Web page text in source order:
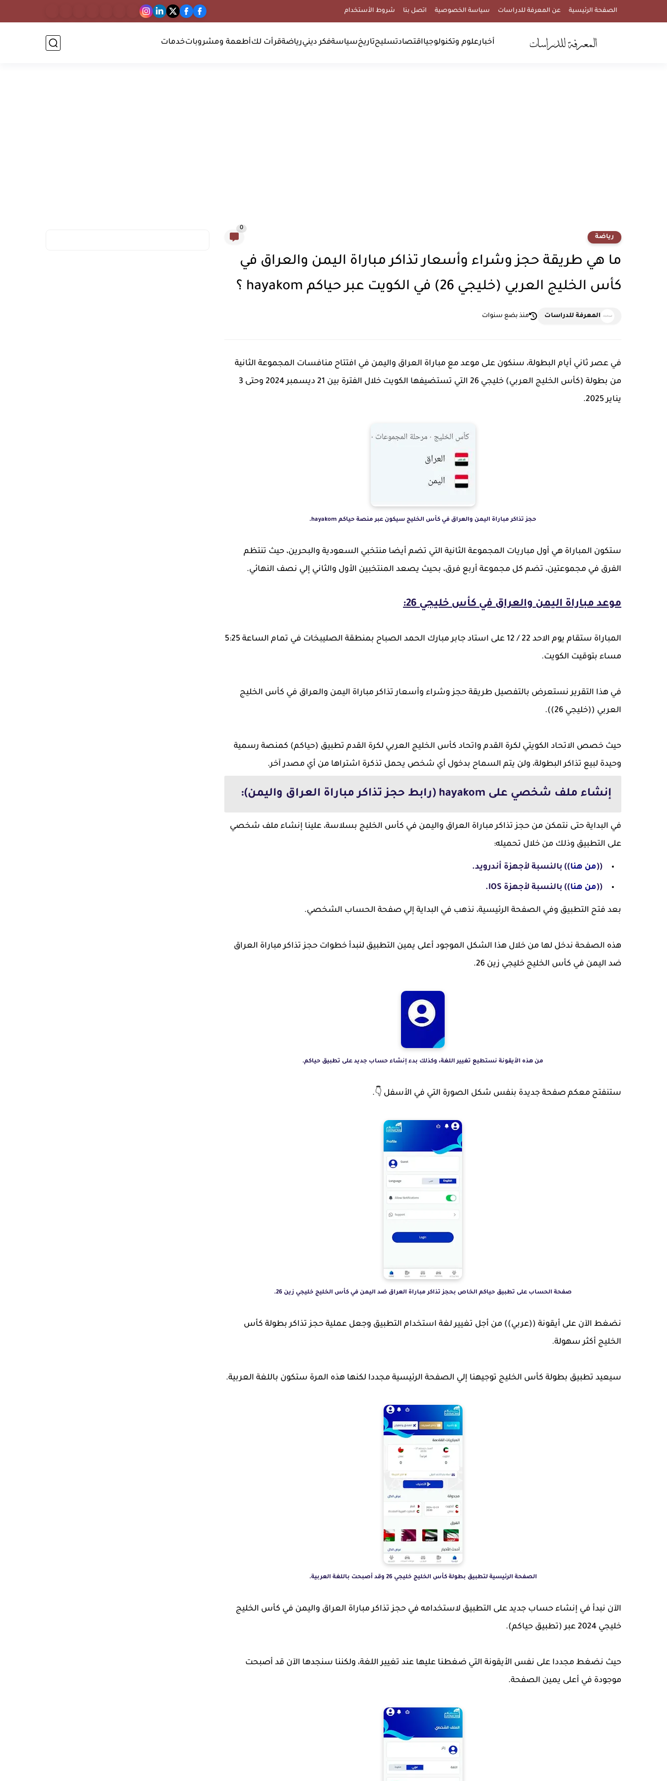
الصفحة الرئيسية عن المعرفة للدراسات سياسة الخصوصية اتصل بنا شروط الأستخدام
أخبارعلوم وتكنولوجيااقتصادتسليحتاريخسياسةفكر دينيرياضةقرأت لكأطعمة ومشروباتخدمات
رياضة
0
ما هي طريقة حجز وشراء وأسعار تذاكر مباراة اليمن والعراق في
كأس الخليج العربي (خليجي 26) في الكويت عبر حياكم hayakom ؟
المعرفة للدراسات منذ بضع سنوات
في عصر ثاني أيام البطولة، سنكون على موعد مع مباراة العراق واليمن في افتتاح منافسات المجموعة الثانية
من بطولة (كأس الخليج العربي) خليجي 26 التي تستضيفها الكويت خلال الفترة بين 21 ديسمبر 2024 وحتى 3
يناير 2025.
حجز تذاكر مباراة اليمن والعراق في كأس الخليج سيكون عبر منصة حياكم hayakom.
ستكون المباراة هي أول مباريات المجموعة الثانية التي تضم أيضا منتخبي السعودية والبحرين، حيث تنتظم
الفرق في مجموعتين، تضم كل مجموعة أربع فرق، بحيث يصعد المنتخبين الأول والثاني إلي نصف النهائي.
موعد مباراة اليمن والعراق في كأس خليجي 26:
المباراة ستقام يوم الاحد 22 / 12 على استاد جابر مبارك الحمد الصباح بمنطقة الصليبخات في تمام الساعة 5:25
مساء بتوقيت الكويت.
في هذا التقرير نستعرض بالتفصيل طريقة حجز وشراء وأسعار تذاكر مباراة اليمن والعراق في كأس الخليج
العربي ((خليجي 26)).
حيث خصص الاتحاد الكويتي لكرة القدم واتحاد كأس الخليج العربي لكرة القدم تطبيق (حياكم) كمنصة رسمية
وحيدة لبيع تذاكر البطولة، ولن يتم السماح بدخول أي شخص يحمل تذكرة اشتراها من أي مصدر آخر.
إنشاء ملف شخصي على hayakom (رابط حجز تذاكر مباراة العراق واليمن):
في البداية حتى نتمكن من حجز تذاكر مباراة العراق واليمن في كأس الخليج بسلاسة، علينا إنشاء ملف شخصي
على التطبيق وذلك من خلال تحميله:
((من هنا)) بالنسبة لأجهزة أندرويد.
((من هنا)) بالنسبة لأجهزة IOS.
بعد فتح التطبيق وفي الصفحة الرئيسية، نذهب في البداية إلي صفحة الحساب الشخصي.
هذه الصفحة ندخل لها من خلال هذا الشكل الموجود أعلى يمين التطبيق لنبدأ خطوات حجز تذاكر مباراة العراق
ضد اليمن في كأس الخليج خليجي زين 26.
من هذه الأيقونة نستطيع تغيير اللغة، وكذلك بدء إنشاء حساب جديد على تطبيق حياكم.
ستنفتح معكم صفحة جديدة بنفس شكل الصورة التي في الأسفل 👇.
صفحة الحساب على تطبيق حياكم الخاص بحجز تذاكر مباراة العراق ضد اليمن في كأس الخليج خليجي زين 26.
نضغط الآن على أيقونة ((عربي)) من أجل تغيير لغة استخدام التطبيق وجعل عملية حجز تذاكر بطولة كأس
الخليج أكثر سهولة.
سيعيد تطبيق بطولة كأس الخليج توجيهنا إلي الصفحة الرئيسية مجددا لكنها هذه المرة ستكون باللغة العربية.
الصفحة الرئيسية لتطبيق بطولة كأس الخليج خليجي 26 وقد أصبحت باللغة العربية.
الآن نبدأ في إنشاء حساب جديد على التطبيق لاستخدامه في حجز تذاكر مباراة العراق واليمن في كأس الخليج
خليجي 2024 عبر (تطبيق حياكم).
حيث نضغط مجددا على نفس الأيقونة التي ضغطنا عليها عند تغيير اللغة، ولكننا سنجدها الآن قد أصبحت
موجودة في أعلى يمين الصفحة.